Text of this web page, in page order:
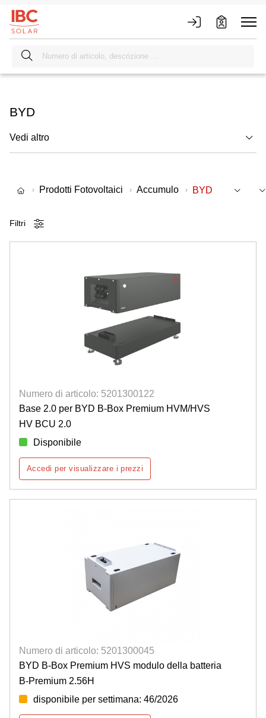
BYD
Vedi altro
Prodotti Fotovoltaici Accumulo BYD
Filtri
Numero di articolo: 5201300122
Base 2.0 per BYD B-Box Premium HVM/HVS
HV BCU 2.0
Disponibile
Accedi per visualizzare i prezzi
Numero di articolo: 5201300045
BYD B-Box Premium HVS modulo della batteria
B-Premium 2.56H
disponibile per settimana: 46/2026